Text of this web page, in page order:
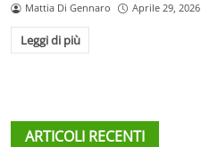
Mattia Di Gennaro Aprile 29, 2026
Leggi di più
ARTICOLI RECENTI